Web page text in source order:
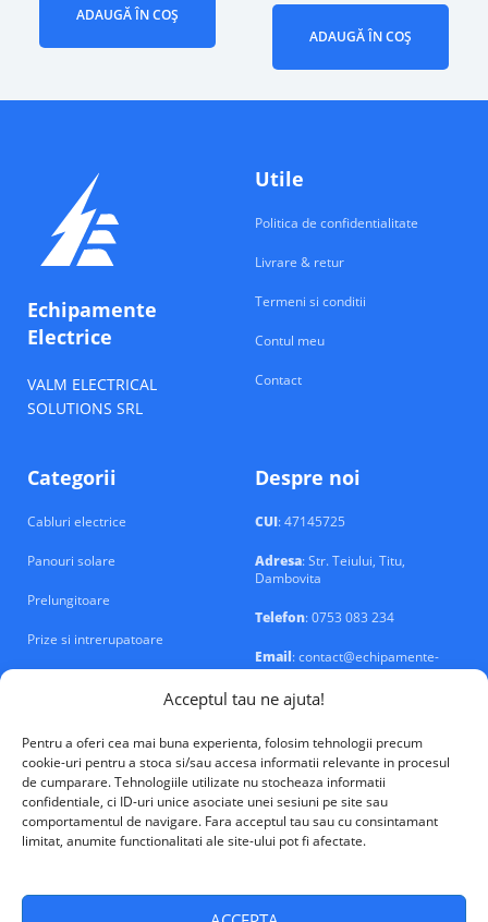
Acceptul tau ne ajuta!
Pentru a oferi cea mai buna experienta, folosim tehnologii precum
cookie-uri pentru a stoca si/sau accesa informatii relevante in procesul
de cumparare. Tehnologiile utilizate nu stocheaza informatii
confidentiale, ci ID-uri unice asociate unei sesiuni pe site sau
comportamentul de navigare. Fara acceptul tau sau cu consintamant
limitat, anumite functionalitati ale site-ului pot fi afectate.
ADAUGĂ ÎN COȘ
ADAUGĂ ÎN COȘ
Echipamente
Electrice
VALM ELECTRICAL
SOLUTIONS SRL
Utile
Politica de confidentialitate
Livrare & retur
Termeni si conditii
Contul meu
Contact
Categorii
Cabluri electrice
Panouri solare
Prelungitoare
Prize si intrerupatoare
Despre noi
CUI: 47145725
Adresa: Str. Teiului, Titu,
Dambovita
Telefon: 0753 083 234
Email: contact@echipamente-
electrice.ro
VALM Electrical Solutions © 2026